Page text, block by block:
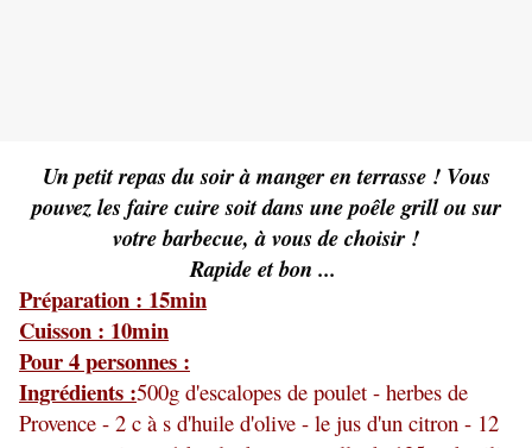
Un petit repas du soir à manger en terrasse ! Vous
pouvez les faire cuire soit dans une poêle grill ou sur
votre barbecue, à vous de choisir !
Rapide et bon ...
Préparation : 15min
Cuisson : 10min
Pour 4 personnes :
Ingrédients :500g d'escalopes de poulet - herbes de
Provence - 2 c à s d'huile d'olive - le jus d'un citron - 12